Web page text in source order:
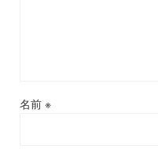
名前 ※